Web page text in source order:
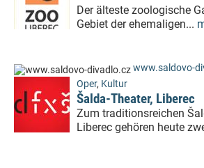
Der älteste zoologische
Gebiet der ehemaligen...
www.saldovo-
Oper, Kultur
Šalda-Theater, Liberec
Zum traditionsreichen
Liberec gehören heute